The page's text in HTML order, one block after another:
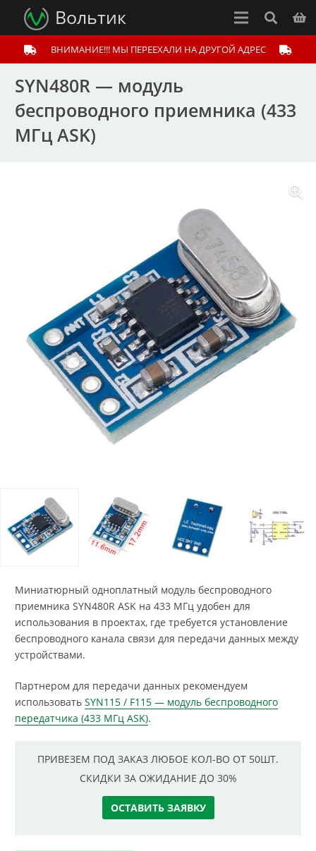
Вольтик
ВНИМАНИЕ!!! МЫ ПЕРЕЕХАЛИ НА ДРУГОЙ АДРЕС
SYN480R — модуль
беспроводного приемника (433
МГц ASK)
Миниатюрный одноплатный модуль беспроводного
приемника SYN480R ASK на 433 МГц удобен для
использования в проектах, где требуется установление
беспроводного канала связи для передачи данных между
устройствами.
Партнером для передачи данных рекомендуем
использовать SYN115 / F115 — модуль беспроводного
передатчика (433 МГц ASK).
ПРИВЕЗЕМ ПОД ЗАКАЗ ЛЮБОЕ КОЛ-ВО ОТ 50ШТ.
СКИДКИ ЗА ОЖИДАНИЕ ДО 30%
ОСТАВИТЬ ЗАЯВКУ